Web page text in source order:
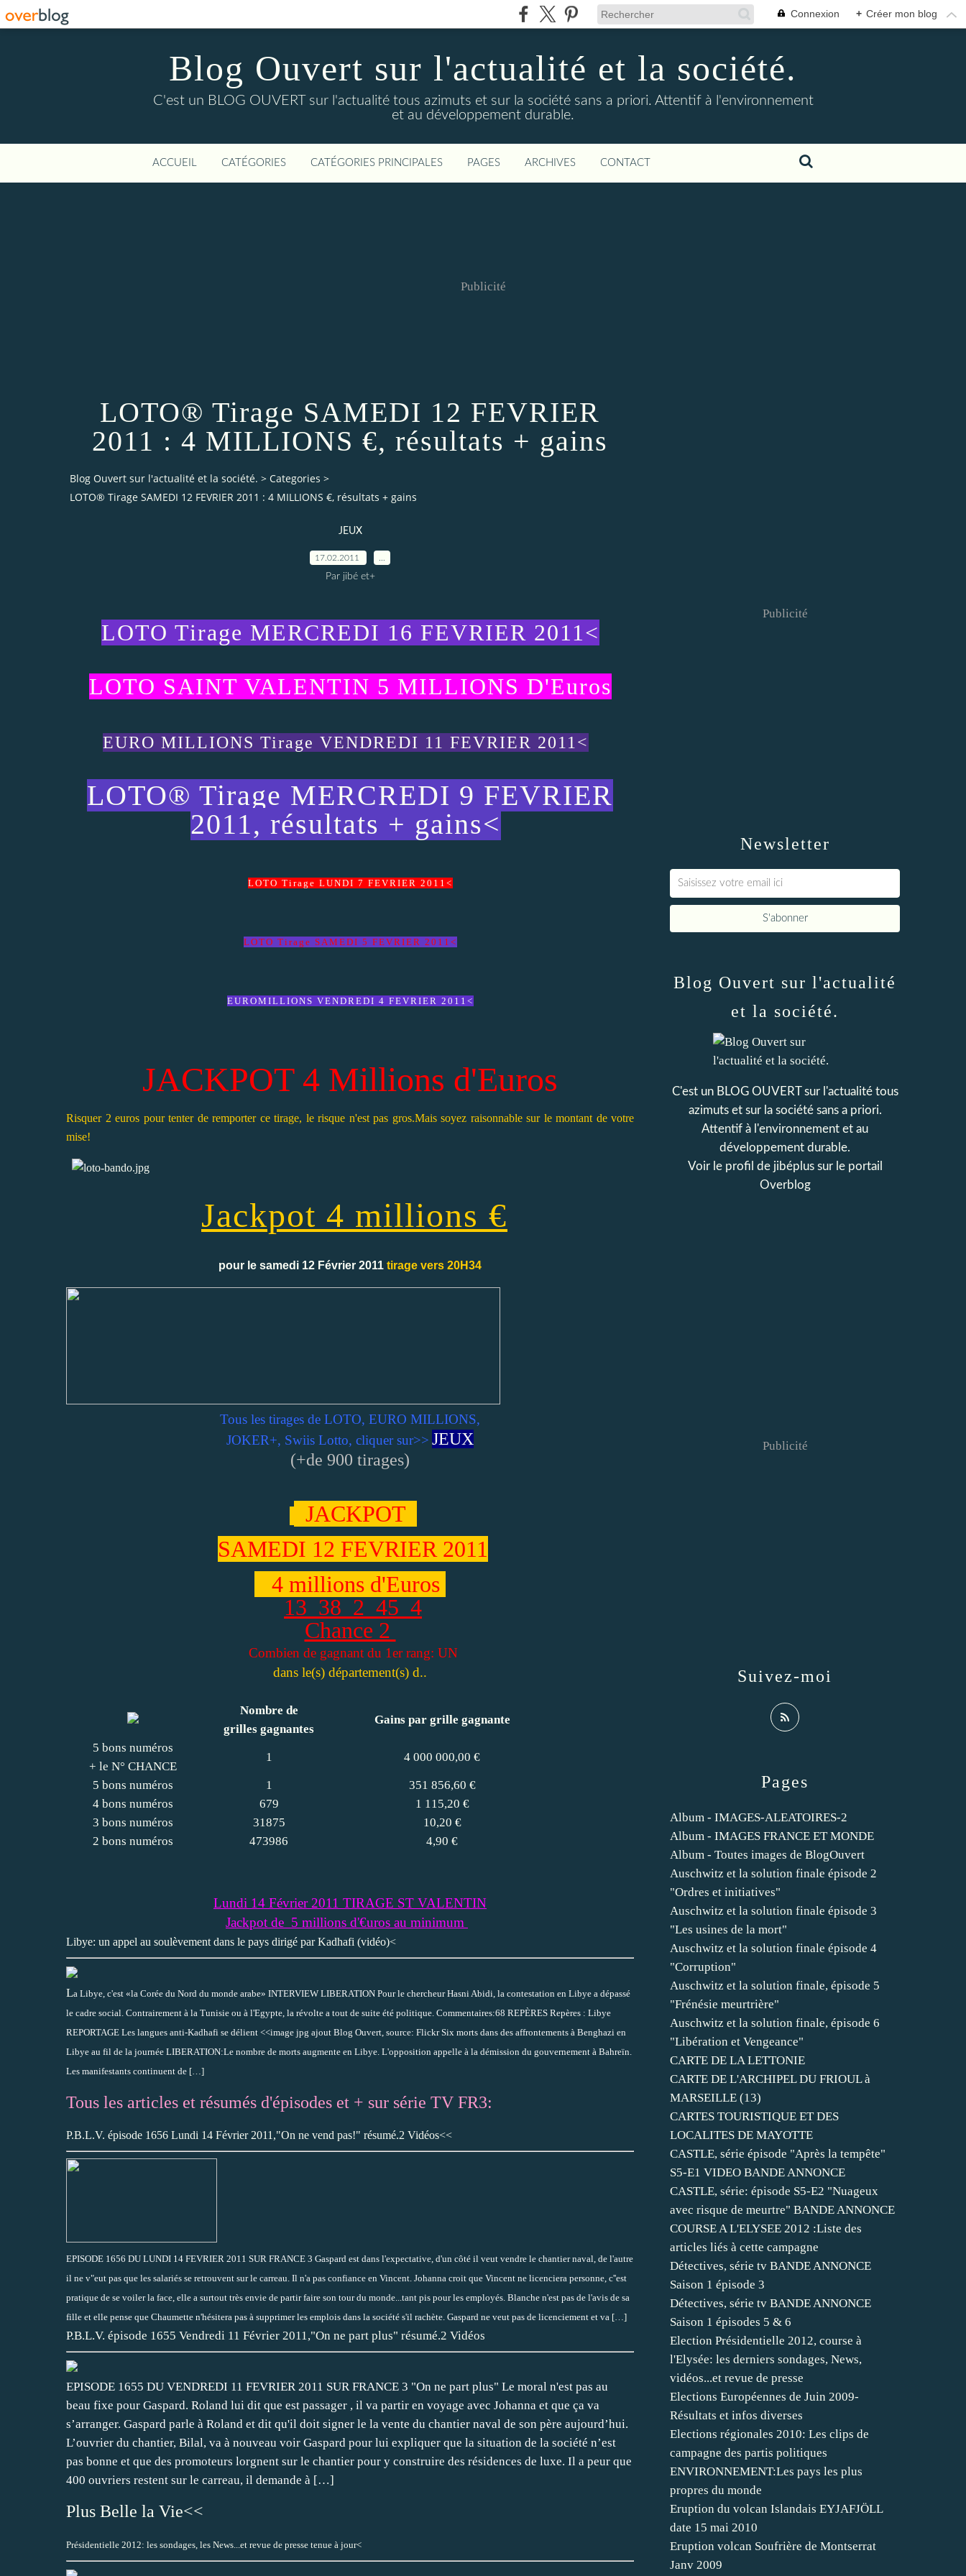
Connexion + Créer mon blog
Blog Ouvert sur l'actualité et la société.
C'est un BLOG OUVERT sur l'actualité tous azimuts et sur la société sans a priori. Attentif à l'environnement
et au développement durable.
ACCUEIL CATÉGORIES CATÉGORIES PRINCIPALES PAGES ARCHIVES CONTACT
Publicité
LOTO® Tirage SAMEDI 12 FEVRIER
2011 : 4 MILLIONS €, résultats + gains
Blog Ouvert sur l'actualité et la société. > Categories >
LOTO® Tirage SAMEDI 12 FEVRIER 2011 : 4 MILLIONS €, résultats + gains
JEUX
17.02.2011
Par jibé et+
LOTO Tirage MERCREDI 16 FEVRIER 2011<
LOTO SAINT VALENTIN 5 MILLIONS D'Euros
EURO MILLIONS Tirage VENDREDI 11 FEVRIER 2011<
LOTO® Tirage MERCREDI 9 FEVRIER
2011, résultats + gains<
LOTO Tirage LUNDI 7 FEVRIER 2011<
LOTO Tirage SAMEDI 5 FEVRIER 2011<
EUROMILLIONS VENDREDI 4 FEVRIER 2011<
JACKPOT 4 Millions d'Euros
Risquer 2 euros pour tenter de remporter ce tirage, le risque n'est pas gros.Mais soyez raisonnable sur le montant de votre
mise!
Jackpot 4 millions €
pour le samedi 12 Février 2011 tirage vers 20H34
Tous les tirages de LOTO, EURO MILLIONS,
JOKER+, Swiis Lotto, cliquer sur>> JEUX
(+de 900 tirages)
JACKPOT
SAMEDI 12 FEVRIER 2011
4 millions d'Euros
13 38 2 45 4
Chance 2
Combien de gagnant du 1er rang: UN
dans le(s) département(s) d..
Nombre de
grilles gagnantes
Gains par grille gagnante
5 bons numéros
+ le N° CHANCE
1 4 000 000,00 €
5 bons numéros 1
351 856,60 €
4 bons numéros
679
1 115,20 €
3 bons numéros
31875
10,20 €
2 bons numéros
473986 4,90 €
Lundi 14 Février 2011 TIRAGE ST VALENTIN
Jackpot de 5 millions d'€uros au minimum
Libye: un appel au soulèvement dans le pays dirigé par Kadhafi (vidéo)<
La Libye, c'est «la Corée du Nord du monde arabe» INTERVIEW LIBERATION Pour le chercheur Hasni Abidi, la contestation en Libye a dépassé
le cadre social. Contrairement à la Tunisie ou à l'Egypte, la révolte a tout de suite été politique. Commentaires:68 REPÈRES Repères : Libye
REPORTAGE Les langues anti-Kadhafi se délient <<image jpg ajout Blog Ouvert, source: Flickr Six morts dans des affrontements à Benghazi en
Libye au fil de la journée LIBERATION:Le nombre de morts augmente en Libye. L'opposition appelle à la démission du gouvernement à Bahreïn.
Les manifestants continuent de […]
Tous les articles et résumés d'épisodes et + sur série TV FR3:
P.B.L.V. épisode 1656 Lundi 14 Février 2011,"On ne vend pas!" résumé.2 Vidéos<<
EPISODE 1656 DU LUNDI 14 FEVRIER 2011 SUR FRANCE 3 Gaspard est dans l'expectative, d'un côté il veut vendre le chantier naval, de l'autre
il ne v"eut pas que les salariés se retrouvent sur le carreau. Il n'a pas confiance en Vincent. Johanna croit que Vincent ne licenciera personne, c''est
pratique de se voiler la face, elle a surtout très envie de partir faire son tour du monde...tant pis pour les employés. Blanche n'est pas de l'avis de sa
fille et elle pense que Chaumette n'hésitera pas à supprimer les emplois dans la société s'il rachète. Gaspard ne veut pas de licenciement et va […]
P.B.L.V. épisode 1655 Vendredi 11 Février 2011,"On ne part plus" résumé.2 Vidéos
EPISODE 1655 DU VENDREDI 11 FEVRIER 2011 SUR FRANCE 3 "On ne part plus" Le moral n'est pas au
beau fixe pour Gaspard. Roland lui dit que est passager , il va partir en voyage avec Johanna et que ça va
s’arranger. Gaspard parle à Roland et dit qu'il doit signer le la vente du chantier naval de son père aujourd’hui.
L’ouvrier du chantier, Bilal, va à nouveau voir Gaspard pour lui expliquer que la situation de la société n’est
pas bonne et que des promoteurs lorgnent sur le chantier pour y construire des résidences de luxe. Il a peur que
400 ouvriers restent sur le carreau, il demande à […]
Plus Belle la Vie<<
Présidentielle 2012: les sondages, les News...et revue de presse tenue à jour<
Newsletter
Publicité
Pages
Album - IMAGES-ALEATOIRES-2
Album - IMAGES FRANCE ET MONDE
Album - Toutes images de BlogOuvert
Auschwitz et la solution finale épisode 2
"Ordres et initiatives"
Auschwitz et la solution finale épisode 3
"Les usines de la mort"
Auschwitz et la solution finale épisode 4
"Corruption"
Auschwitz et la solution finale, épisode 5
"Frénésie meurtrière"
Auschwitz et la solution finale, épisode 6
"Libération et Vengeance"
CARTE DE LA LETTONIE
CARTE DE L'ARCHIPEL DU FRIOUL à
MARSEILLE (13)
CARTES TOURISTIQUE ET DES
LOCALITES DE MAYOTTE
CASTLE, série épisode "Après la tempête"
S5-E1 VIDEO BANDE ANNONCE
CASTLE, série: épisode S5-E2 "Nuageux
avec risque de meurtre" BANDE ANNONCE
COURSE A L'ELYSEE 2012 :Liste des
articles liés à cette campagne
Détectives, série tv BANDE ANNONCE
Saison 1 épisode 3
Détectives, série tv BANDE ANNONCE
Saison 1 épisodes 5 & 6
Election Présidentielle 2012, course à
l'Elysée: les derniers sondages, News,
vidéos...et revue de presse
Elections Européennes de Juin 2009-
Résultats et infos diverses
Elections régionales 2010: Les clips de
campagne des partis politiques
ENVIRONNEMENT:Les pays les plus
propres du monde
Eruption du volcan Islandais EYJAFJÖLL
date 15 mai 2010
Eruption volcan Soufrière de Montserrat
Janv 2009
Blog Ouvert sur l'actualité
et la société.
C'est un BLOG OUVERT sur l'actualité tous
azimuts et sur la société sans a priori.
Attentif à l'environnement et au
développement durable.
Voir le profil de jibéplussur le portail
Overblog
Suivez-moi
Publicité